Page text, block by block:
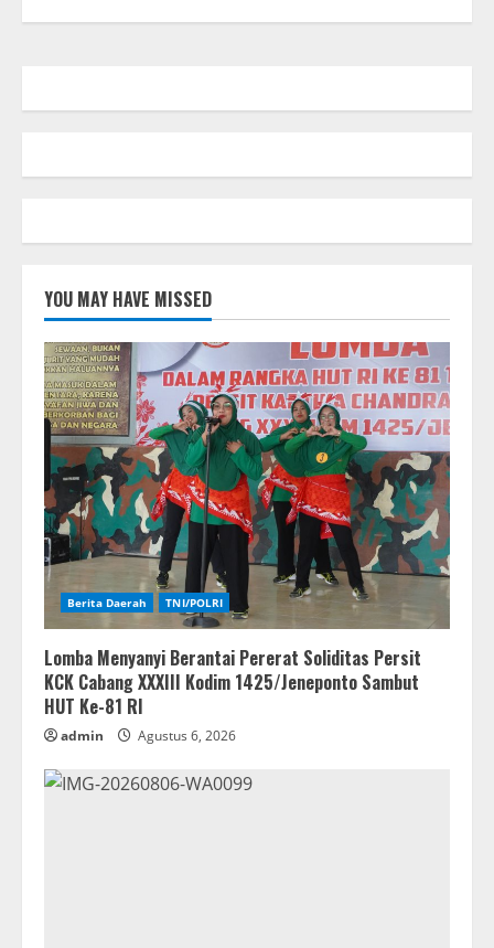
YOU MAY HAVE MISSED
Berita Daerah TNI/POLRI
Lomba Menyanyi Berantai Pererat Soliditas Persit
KCK Cabang XXXIII Kodim 1425/Jeneponto Sambut
HUT Ke-81 RI
admin Agustus 6, 2026